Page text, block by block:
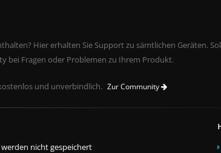
Hier erhalten Sie Support zu sämtlichen Geräten.
bei Fragen oder Problemen zu Ihrem Produkt.
und unverbindlich. Zur Community
nicht gespeichert